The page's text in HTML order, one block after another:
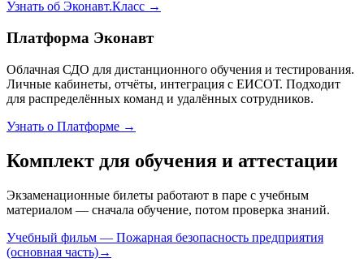
Узнать об Эконавт.Класс →
Платформа Эконавт
Облачная СДО для дистанционного обучения и тестирования.
Личные кабинеты, отчёты, интеграция с ЕИСОТ. Подходит
для распределённых команд и удалённых сотрудников.
Узнать о Платформе →
Комплект для обучения и аттестации
Экзаменационные билеты работают в паре с учебным
материалом — сначала обучение, потом проверка знаний.
Учебный фильм — Пожарная безопасность предприятия
(основная часть)→